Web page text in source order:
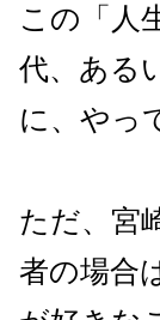
この「人
代、ある
に、やっ
ただ、宮
者の場合